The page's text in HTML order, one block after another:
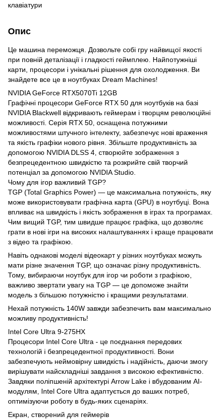
клавіатури
Опис
Це машина переможця. Дозвольте собі гру найвищої якості
при повній деталізації і гладкості геймплею. Найпотужніші
карти, процесори і унікальні рішення для охолодження. Ви
знайдете все це в ноутбуках Dream Machines!
NVIDIA GeForce RTX5070Ti 12GB
Графічні процесори GeForce RTX 50 для ноутбуків на базі
NVIDIA Blackwell відкривають геймерам і творцям революційні
можливості. Серія RTX 50, оснащена потужними
можливостями штучного інтелекту, забезпечує нові враження
та якість графіки нового рівня. Збільште продуктивність за
допомогою NVIDIA DLSS 4, створюйте зображення з
безпрецедентною швидкістю та розкрийте свій творчий
потенціал за допомогою NVIDIA Studio.
Чому для ігор важливий TGP?
TGP (Total Graphics Power) — це максимальна потужність, яку
може використовувати графічна карта (GPU) в ноутбуці. Вона
впливає на швидкість і якість зображення в іграх та програмах.
Чим вищий TGP, тим швидше працює графіка, що дозволяє
грати в нові ігри на високих налаштуваннях і краще працювати
з відео та графікою.
Навіть однакові моделі відеокарт у різних ноутбуках можуть
мати різне значення TGP, що означає різну продуктивність.
Тому, вибираючи ноутбук для ігор чи роботи з графікою,
важливо звертати увагу на TGP — це допоможе знайти
модель з більшою потужністю і кращими результатами.
Нехай потужність 140W завжди забезпечить вам максимально
можливу продуктивність!
Intel Core Ultra 9-275HX
Процесори Intel Core Ultra - це поєднання передових
технологій і безпрецедентної продуктивності. Вони
забезпечують неймовірну швидкість і надійність, даючи змогу
вирішувати найскладніші завдання з високою ефективністю.
Завдяки поліпшеній архітектурі Arrow Lake і вбудованим AI-
модулям, Intel Core Ultra адаптується до ваших потреб,
оптимізуючи роботу в будь-яких сценаріях.
Екран, створений для геймерів